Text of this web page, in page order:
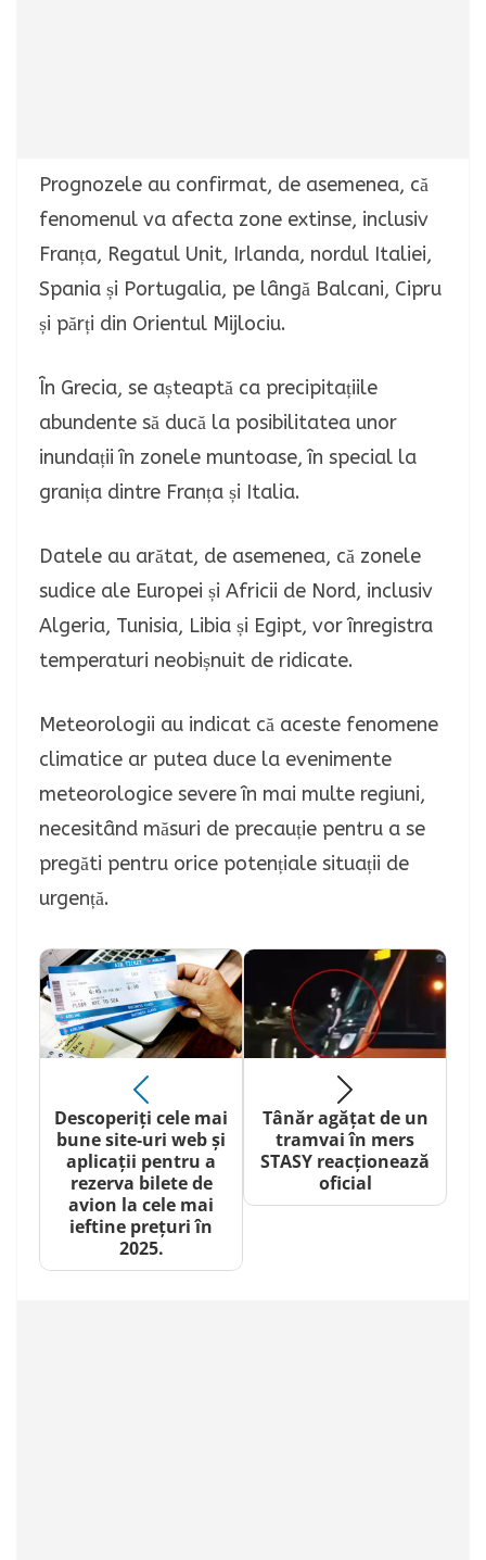
Prognozele au confirmat, de asemenea, că
fenomenul va afecta zone extinse, inclusiv
Franța, Regatul Unit, Irlanda, nordul Italiei,
Spania și Portugalia, pe lângă Balcani, Cipru
și părți din Orientul Mijlociu.
În Grecia, se așteaptă ca precipitațiile
abundente să ducă la posibilitatea unor
inundații în zonele muntoase, în special la
granița dintre Franța și Italia.
Datele au arătat, de asemenea, că zonele
sudice ale Europei și Africii de Nord, inclusiv
Algeria, Tunisia, Libia și Egipt, vor înregistra
temperaturi neobișnuit de ridicate.
Meteorologii au indicat că aceste fenomene
climatice ar putea duce la evenimente
meteorologice severe în mai multe regiuni,
necesitând măsuri de precauție pentru a se
pregăti pentru orice potențiale situații de
urgență.
Descoperiți cele mai
bune site-uri web și
aplicații pentru a
rezerva bilete de
avion la cele mai
ieftine prețuri în
2025.
Tânăr agățat de un
tramvai în mers
STASY reacționează
oficial